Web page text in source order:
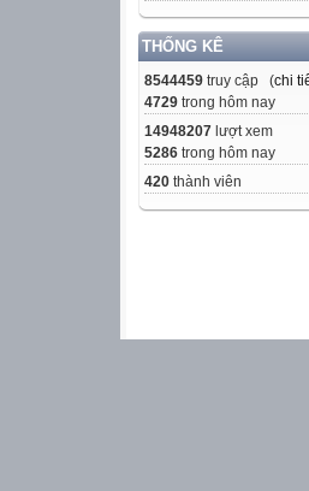
THỐNG KÊ
8544459 truy cập (chi
4729 trong hôm nay
14948207 lượt xem
5286 trong hôm nay
420 thành viên